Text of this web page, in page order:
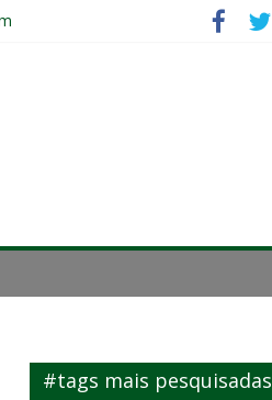
do atacante
#tags mais pesquisadas